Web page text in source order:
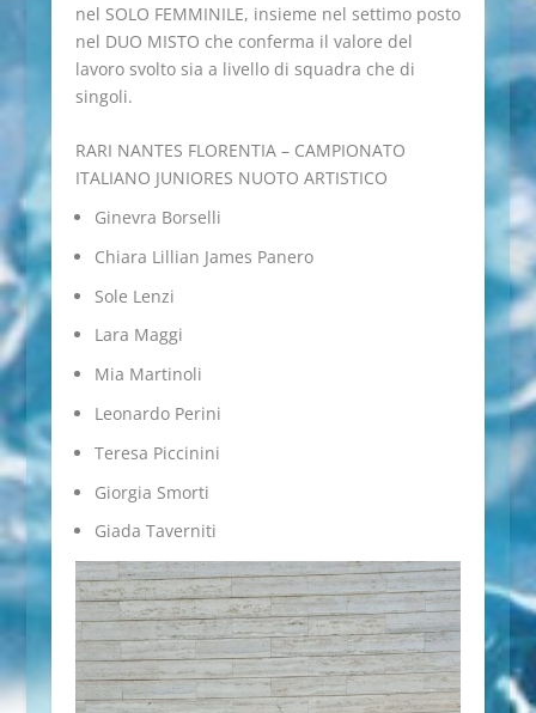
nel SOLO FEMMINILE, insieme nel settimo posto
nel DUO MISTO che conferma il valore del
lavoro svolto sia a livello di squadra che di
singoli.
RARI NANTES FLORENTIA – CAMPIONATO
ITALIANO JUNIORES NUOTO ARTISTICO
Ginevra Borselli
Chiara Lillian James Panero
Sole Lenzi
Lara Maggi
Mia Martinoli
Leonardo Perini
Teresa Piccinini
Giorgia Smorti
Giada Taverniti